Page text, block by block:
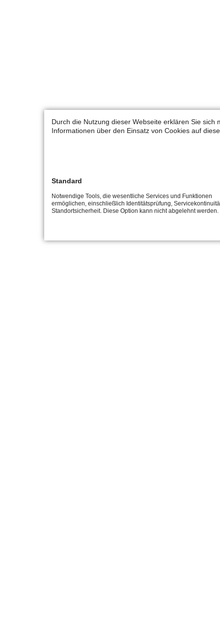
Durch die Nutzung dieser Webseite erklären Sie
Informationen über den Einsatz von Cookies auf
Standard
Notwendige Tools, die wesentliche Services und Funktionen
ermöglichen, einschließlich Identitätsprüfung,
Standortsicherheit. Diese Option kann nicht abgelehnt werden.